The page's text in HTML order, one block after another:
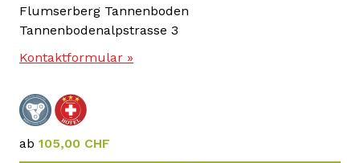
Flumserberg Tannenboden
Tannenbodenalpstrasse 3
Kontaktformular »
ab 105,00 CHF